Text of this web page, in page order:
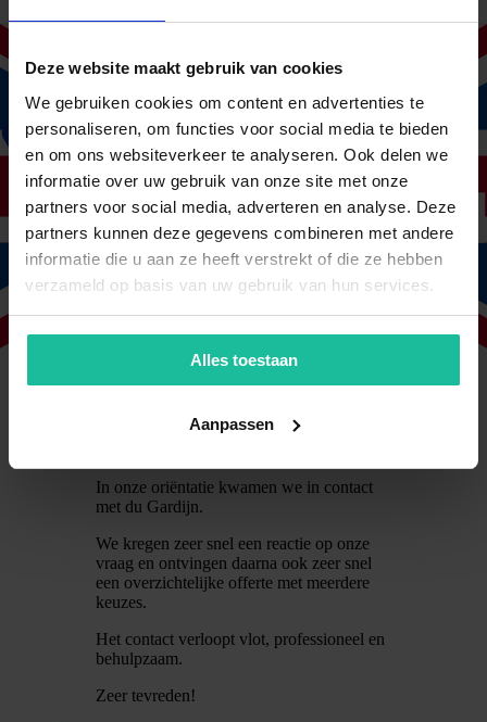
Deze website maakt gebruik van cookies
We gebruiken cookies om content en advertenties te
personaliseren, om functies voor social media te bieden
en om ons websiteverkeer te analyseren. Ook delen we
informatie over uw gebruik van onze site met onze
partners voor social media, adverteren en analyse. Deze
partners kunnen deze gegevens combineren met andere
informatie die u aan ze heeft verstrekt of die ze hebben
verzameld op basis van uw gebruik van hun services.
Alles toestaan
Aanpassen
ziekteverzuim.
Na informatie opgevraagd te hebben
kregen wij al snel een reactie, gevolgd
door een persoonlijk
Hierbij is goed advies gegeven, gekeken
naar onze praktijksituatie en de offertes.
Het contact verloopt soepel,
klantvriendelijk en professioneel en wij
zijn dan ook zeer tevreden over de
diensten en de communicatie.
Vlot, professioneel en behulpzaam
vorige verzekeraar teveel premie betaalden
In onze oriëntatie kwamen we in contact
met du Gardijn.
We kregen zeer snel een reactie op onze
vraag en ontvingen daarna ook zeer snel
een overzichtelijke offerte met meerdere
keuzes.
Het contact verloopt vlot, professioneel en
behulpzaam.
Zeer tevreden!